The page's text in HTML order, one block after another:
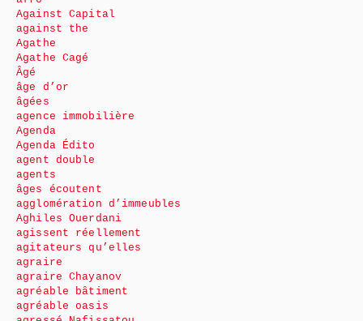
Against Capital
against the
Agathe
Agathe Cagé
Âgé
âge d’or
âgées
agence immobilière
Agenda
Agenda Édito
agent double
agents
âges écoutent
agglomération d’immeubles
Aghiles Ouerdani
agissent réellement
agitateurs qu’elles
agraire
agraire Chayanov
agréable bâtiment
agréable oasis